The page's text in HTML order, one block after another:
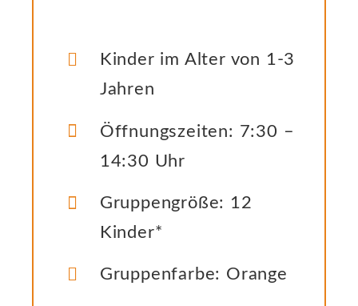
Kinder im Alter von 1-3
Jahren
Öffnungszeiten: 7:30 –
14:30 Uhr
Gruppengröße: 12
Kinder*
Gruppenfarbe: Orange